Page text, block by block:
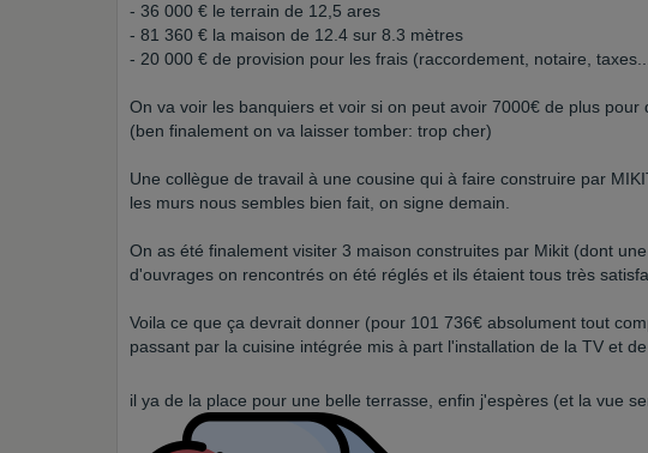
- 36 000 € le terrain de 12,5 ares
- 81 360 € la maison de 12.4 sur 8.3 mètres
- 20 000 € de provision pour les frais (raccordement, notaire,
On va voir les banquiers et voir si on peut avoir 7000€ de plus
(ben finalement on va laisser tomber: trop cher)
Une collègue de travail à une cousine qui à faire construire par
les murs nous sembles bien fait, on signe demain.
On as été finalement visiter 3 maison construites par Mikit (dont
d'ouvrages on rencontrés on été réglés et ils étaient tous très
Voila ce que ça devrait donner (pour 101 736€ absolument tout
passant par la cuisine intégrée mis à part l'installation de la TV et
il ya de la place pour une belle terrasse, enfin j'espères (et la vue